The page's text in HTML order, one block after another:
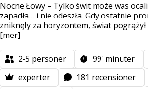
Nocne Łowy – Tylko świt może was
zapadła… i nie odeszła. Gdy ostatnie
zniknęły za horyzontem, świat pogrążył
[mer]
2-5 personer 99' minuter
experter
181 recensioner